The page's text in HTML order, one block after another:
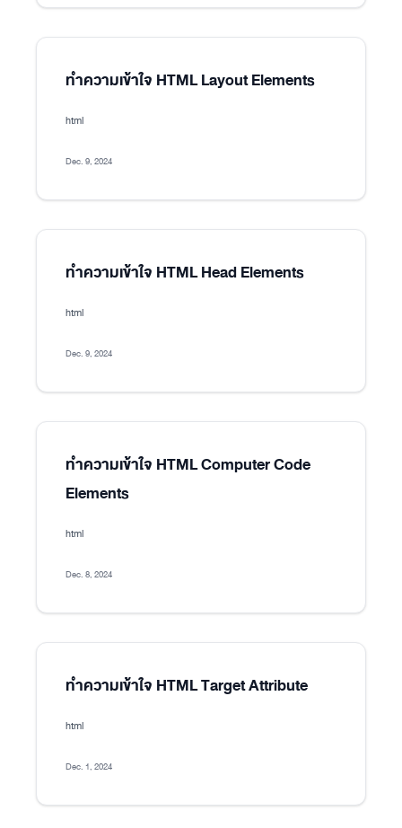
ทำความเข้าใจ HTML Layout Elements
html
Dec. 9, 2024
ทำความเข้าใจ HTML Head Elements
html
Dec. 9, 2024
ทำความเข้าใจ HTML Computer Code
Elements
html
Dec. 8, 2024
ทำความเข้าใจ HTML Target Attribute
html
Dec. 1, 2024